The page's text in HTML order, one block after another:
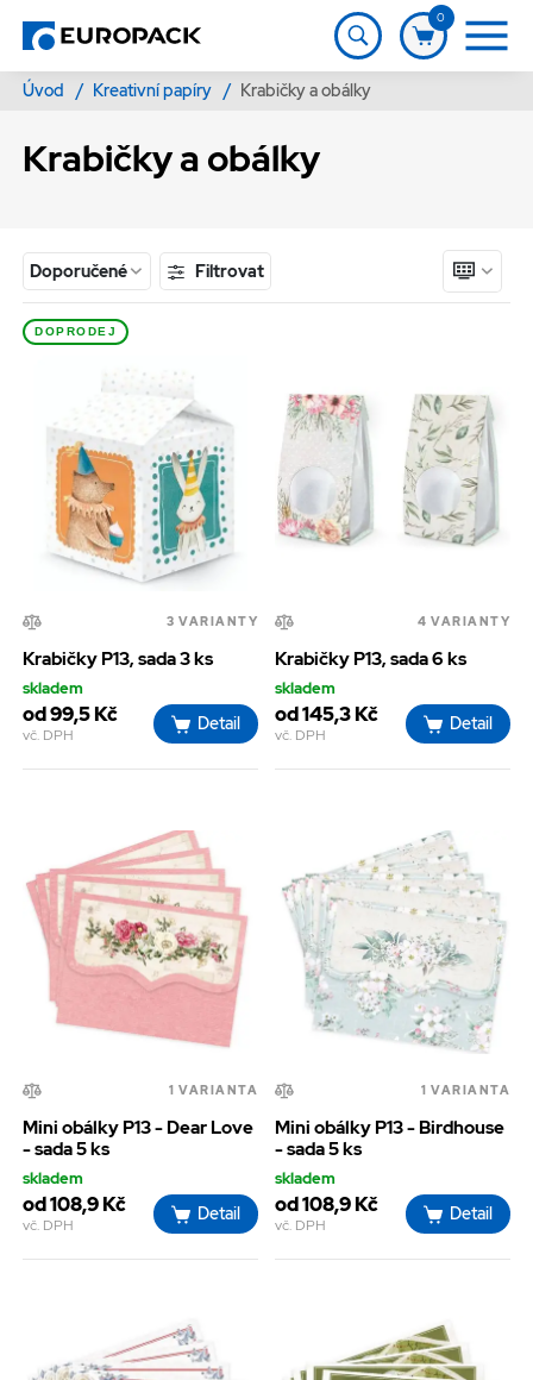
0
Úvod / Kreativní papíry / Krabičky a obálky
Krabičky a obálky
Doporučené Filtrovat
DOPRODEJ
3 VARIANTY
Krabičky P13, sada 3 ks
skladem
od 99,5 Kč
vč. DPH
Detail
4 VARIANTY
Krabičky P13, sada 6 ks
skladem
od 145,3 Kč
vč. DPH
Detail
1 VARIANTA
Mini obálky P13 - Dear Love
- sada 5 ks
skladem
od 108,9 Kč
vč. DPH
Detail
1 VARIANTA
Mini obálky P13 - Birdhouse
- sada 5 ks
skladem
od 108,9 Kč
vč. DPH
Detail